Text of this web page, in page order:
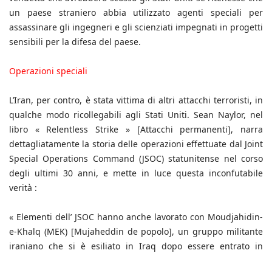
un paese straniero abbia utilizzato agenti speciali per
assassinare gli ingegneri e gli scienziati impegnati in progetti
sensibili per la difesa del paese.
Operazioni speciali
L’Iran, per contro, è stata vittima di altri attacchi terroristi, in
qualche modo ricollegabili agli Stati Uniti. Sean Naylor, nel
libro « Relentless Strike » [Attacchi permanenti], narra
dettagliatamente la storia delle operazioni effettuate dal Joint
Special Operations Command (JSOC) statunitense nel corso
degli ultimi 30 anni, e mette in luce questa inconfutabile
verità :
« Elementi dell’ JSOC hanno anche lavorato con Moudjahidin-
e-Khalq (MEK) [Mujaheddin de popolo], un gruppo militante
iraniano che si è esiliato in Iraq dopo essere entrato in